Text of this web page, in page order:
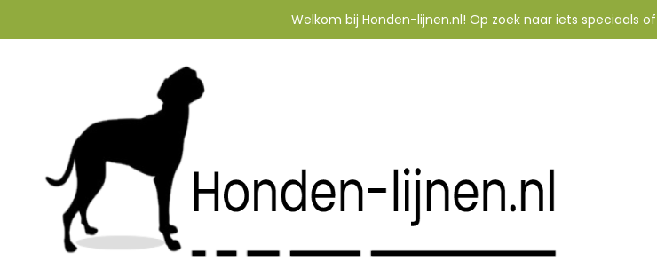
Welkom bij Honden-lijnen.nl! Op zoek naar iets speciaals